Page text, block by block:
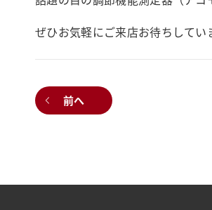
ぜひお気軽にご来店お待ちしてい
前へ